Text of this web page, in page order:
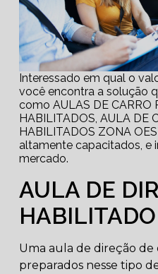
Interessado em qual o
você encontra a solução
como AULAS DE CARRO
HABILITADOS, AULA DE
HABILITADOS ZONA
altamente capacitados, e
mercado.
AULA DE
HABILITADO
Uma aula de direção de
preparados nesse tipo